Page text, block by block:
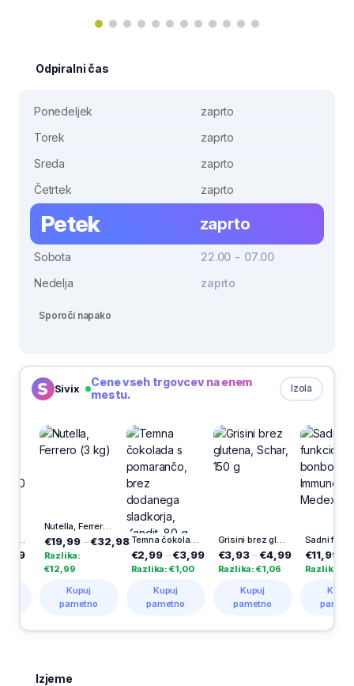
Odpiralni čas
Ponedeljek
zaprto
Torek
zaprto
Sreda
zaprto
Četrtek
zaprto
Petek zaprto
Sobota
22.00 - 07.00
Nedelja
zaprto
Sporoči napako
Sivix Izola
Cene vseh trgovcev na enem
mestu.
Nutella, Ferrero (3 kg)
€19,99 –€32,98
Razlika:
€12,99
Kupuj
pametno
Temna čokolada s pomarančo, brez dodanega sladkorja, Kandit, 80 g
€2,99 –€3,99
Razlika: €1,00
Kupuj
pametno
Grisini brez glutena, Schar, 150 g
€3,93 –€4,99
Razlika: €1,06
Kupuj
pametno
€11,99 –
Razlika: €8,00
Kupuj
pametno
Izjeme